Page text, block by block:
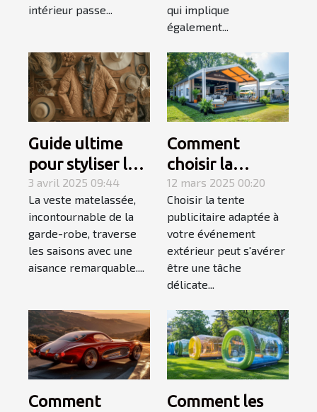
intérieur passe...
qui implique
également...
Guide ultime
pour styliser les
vestes
matelassées en
toutes saisons
3 avril 2025 09:44
La veste matelassée,
incontournable de la
garde-robe, traverse
les saisons avec une
aisance remarquable....
Comment
choisir la
meilleure tente
publicitaire pour
votre
événement
extérieur
12 mars 2025 00:20
Choisir la tente
publicitaire adaptée à
votre événement
extérieur peut s'avérer
être une tâche
délicate...
Comment
Comment les